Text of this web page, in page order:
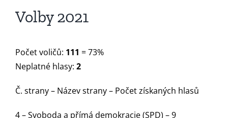
Volby 2021
Počet voličů: 111 = 73%
Neplatné hlasy: 2
Č. strany – Název strany – Počet získaných hlasů
4 – Svoboda a přímá demokracie (SPD) – 9